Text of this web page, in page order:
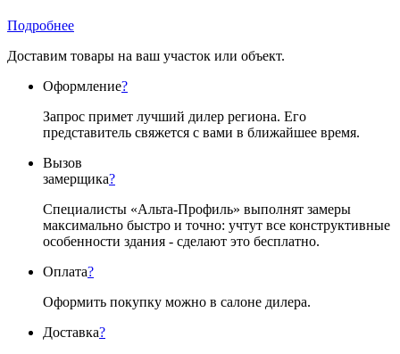
Подробнее
Доставим товары на ваш участок или объект.
Оформление?
Запрос примет лучший дилер региона. Его
представитель свяжется с вами в ближайшее время.
Вызов
замерщика?
Специалисты «Альта-Профиль» выполнят замеры
максимально быстро и точно: учтут все конструктивные
особенности здания - сделают это бесплатно.
Оплата?
Оформить покупку можно в салоне дилера.
Доставка?